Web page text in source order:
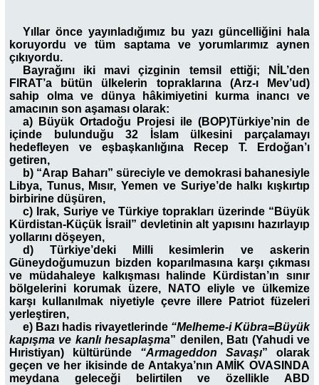
Yıllar önce yayınladığımız bu yazı güncelliğini hala
koruyordu ve tüm saptama ve yorumlarımız aynen
çıkıyordu.
Bayrağını iki mavi çizginin temsil ettiği; NİL’den
FIRAT’a bütün ülkelerin topraklarına (Arz-ı Mev’ud)
sahip olma ve dünya hâkimiyetini kurma inancı ve
amacının son aşaması olarak:
a) Büyük Ortadoğu Projesi ile (BOP)Türkiye’nin de
içinde bulunduğu 32 İslam ülkesini parçalamayı
hedefleyen ve eşbaşkanlığına Recep T. Erdoğan’ı
getiren,
b) “Arap Baharı” süreciyle ve demokrasi bahanesiyle
Libya, Tunus, Mısır, Yemen ve Suriye’de halkı kışkırtıp
birbirine düşüren,
c) Irak, Suriye ve Türkiye toprakları üzerinde “Büyük
Kürdistan-Küçük İsrail” devletinin alt yapısını hazırlayıp
yollarını döşeyen,
d) Türkiye’deki Milli kesimlerin ve askerin
Güneydoğumuzun bizden koparılmasına karşı çıkması
ve müdahaleye kalkışması halinde Kürdistan’ın sınır
bölgelerini korumak üzere, NATO eliyle ve ülkemize
karşı kullanılmak niyetiyle çevre illere Patriot füzeleri
yerleştiren,
e) Bazı hadis rivayetlerinde “Melheme-i Kübra=Büyük
kapışma ve kanlı hesaplaşma” denilen, Batı (Yahudi ve
Hıristiyan) kültüründe “Armageddon Savaşı” olarak
geçen ve her ikisinde de Antakya’nın AMİK OVASINDA
meydana geleceği belirtilen ve özellikle ABD